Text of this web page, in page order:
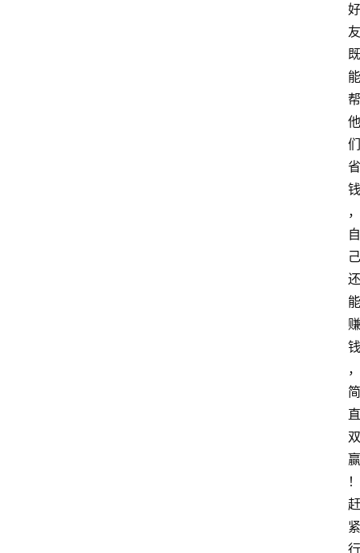
好
友
既
能
帮
他
们
省
钱
，
自
己
还
能
赚
钱
，
简
直
双
赢
！
赶
紧
行